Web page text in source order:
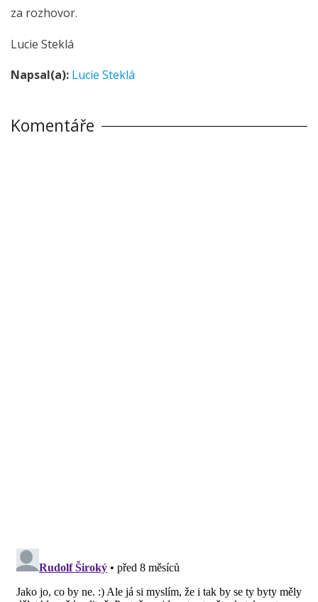
za rozhovor.
Lucie Steklá
Napsal(a): Lucie Steklá
Komentáře